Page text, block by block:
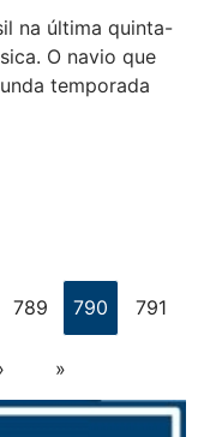
na última quinta-
O navio que
temporada
789 790 791
› »